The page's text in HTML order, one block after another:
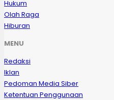
Hukum
Olah Raga
Hiburan
MENU
Redaksi
Iklan
Pedoman Media Siber
Ketentuan Penggunaan